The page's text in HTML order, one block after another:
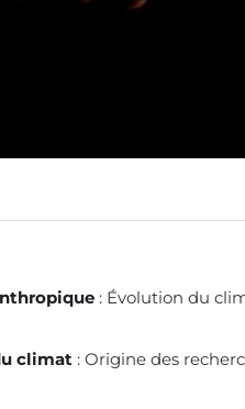
: Évolution du
climat : Origine des